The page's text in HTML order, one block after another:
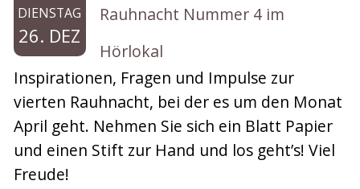
DIENSTAG
26. DEZ
Rauhnacht Nummer 4 im
Hörlokal
Inspirationen, Fragen und Impulse zur
vierten Rauhnacht, bei der es um den Monat
April geht. Nehmen Sie sich ein Blatt Papier
und einen Stift zur Hand und los geht’s! Viel
Freude!